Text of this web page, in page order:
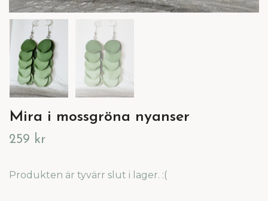
Mira i mossgröna nyanser
259 kr
Produkten är tyvärr slut i lager. :(